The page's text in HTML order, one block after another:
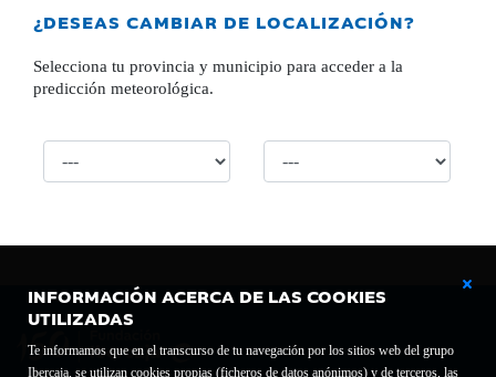
INFORMACIÓN ACERCA DE LAS COOKIES
UTILIZADAS
Te informamos que en el transcurso de tu navegación por los sitios web del grupo
Ibercaja, se utilizan cookies propias (ficheros de datos anónimos) y de terceros, las
¿DESEAS CAMBIAR DE LOCALIZACIÓN?
Selecciona tu provincia y municipio para acceder a la
predicción meteorológica.